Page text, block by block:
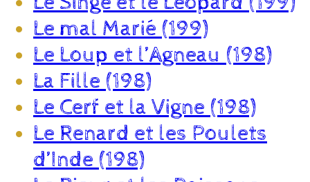
Le mal Marié (199)
Le Loup et l’Agneau (198)
La Fille (198)
Le Cerf et la Vigne (198)
Le Renard et les Poulets
d’Inde (198)